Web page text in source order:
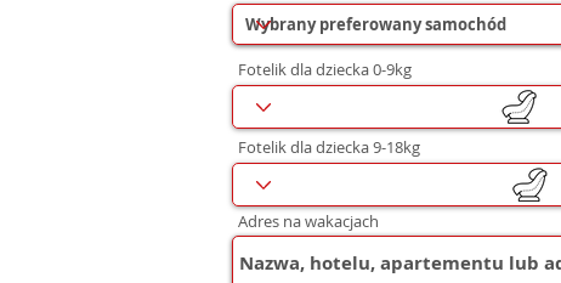
Fotelik dla dziecka 0-9kg
Fotelik dla dziecka 9-18kg
Adres na wakacjach